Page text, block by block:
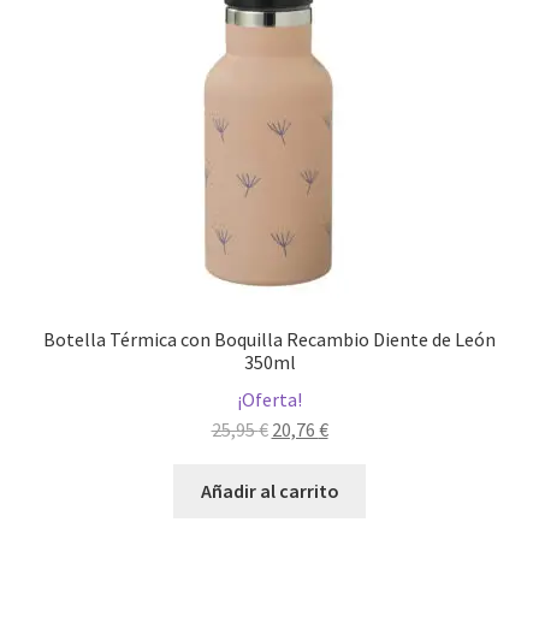
Botella Térmica con Boquilla Recambio Diente de León
350ml
¡Oferta!
25,95€ El
original
20,76 €El
actual
Añadir al carrito